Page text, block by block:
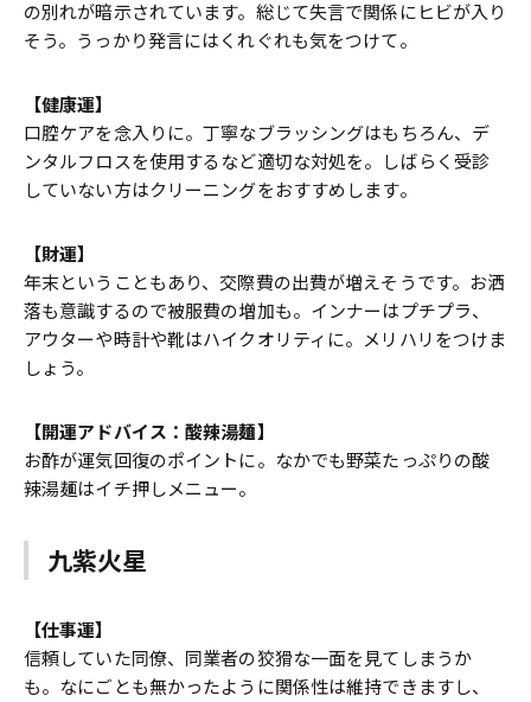
の別れが暗示されています。総じて失言で関係にヒビが入り
そう。うっかり発言にはくれぐれも気をつけて。
【健康運】
口腔ケアを念入りに。丁寧なブラッシングはもちろん、デ
ンタルフロスを使用するなど適切な対処を。しばらく受診
していない方はクリーニングをおすすめします。
【財運】
年末ということもあり、交際費の出費が増えそうです。お洒
落も意識するので被服費の増加も。インナーはプチプラ、
アウターや時計や靴はハイクオリティに。メリハリをつけま
しょう。
【開運アドバイス：酸辣湯麺】
お酢が運気回復のポイントに。なかでも野菜たっぷりの酸
辣湯麺はイチ押しメニュー。
九紫火星
【仕事運】
信頼していた同僚、同業者の狡猾な一面を見てしまうか
も。なにごとも無かったように関係性は維持できますし、